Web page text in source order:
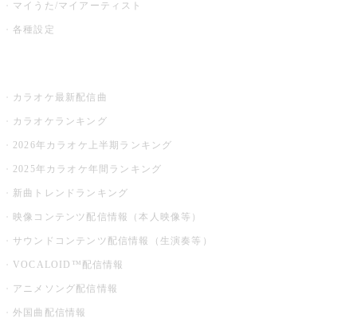
マイうた/マイアーティスト
各種設定
カラオケ最新配信曲
カラオケランキング
2026年カラオケ上半期ランキング
2025年カラオケ年間ランキング
新曲トレンドランキング
映像コンテンツ配信情報（本人映像等）
サウンドコンテンツ配信情報（生演奏等）
VOCALOID™配信情報
アニメソング配信情報
外国曲配信情報